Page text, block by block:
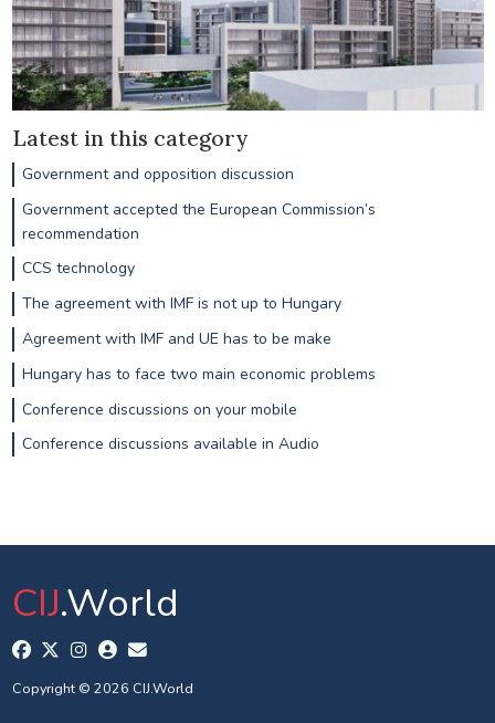
Latest in this category
Government and opposition discussion
Government accepted the European Commission’s
recommendation
CCS technology
The agreement with IMF is not up to Hungary
Agreement with IMF and UE has to be make
Hungary has to face two main economic problems
Conference discussions on your mobile
Conference discussions available in Audio
CIJ.World
Copyright © 2026 CIJ.World